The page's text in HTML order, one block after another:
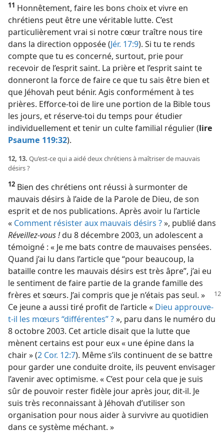
11 Honnêtement, faire les bons choix et vivre en
chrétiens peut être une véritable lutte. C’est
particulièrement vrai si notre cœur traître nous tire
dans la direction opposée (Jér. 17:9). Si tu te rends
compte que tu es concerné, surtout, prie pour
recevoir de l’esprit saint. La prière et l’esprit saint te
donneront la force de faire ce que tu sais être bien et
que Jéhovah peut bénir. Agis conformément à tes
prières. Efforce-​toi de lire une portion de la Bible tous
les jours, et réserve-​toi du temps pour étudier
individuellement et tenir un culte familial régulier (lire
Psaume 119:32).
12, 13. Qu’est-​ce qui a aidé deux chrétiens à maîtriser de mauvais
désirs ?
12 Bien des chrétiens ont réussi à surmonter de
mauvais désirs à l’aide de la Parole de Dieu, de son
esprit et de nos publications. Après avoir lu l’article
« Comment résister aux mauvais désirs ?», publié dans
Réveillez-vous !du 8 décembre 2003, un adolescent a
témoigné : « Je me bats contre de mauvaises pensées.
Quand j’ai lu dans l’article que “pour beaucoup, la
bataille contre les mauvais désirs est très âpre”, j’ai eu
le sentiment de faire partie de la grande famille des
frères et sœurs. J’ai compris que je n’étais pas seul. »
Ce jeune a aussi tiré profit de l’article « Dieu approuve-​
t-​il les mœurs “différentes” ?», paru dans le numéro du
8 octobre 2003. Cet article disait que la lutte que
mènent certains est pour eux « une épine dans la
chair » (2 Cor. 12:7). Même s’ils continuent de se battre
pour garder une conduite droite, ils peuvent envisager
l’avenir avec optimisme. « C’est pour cela que je suis
sûr de pouvoir rester fidèle jour après jour, dit-​il. Je
suis très reconnaissant à Jéhovah d’utiliser son
organisation pour nous aider à survivre au quotidien
dans ce système méchant. »